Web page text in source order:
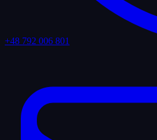
+48 792 006 801